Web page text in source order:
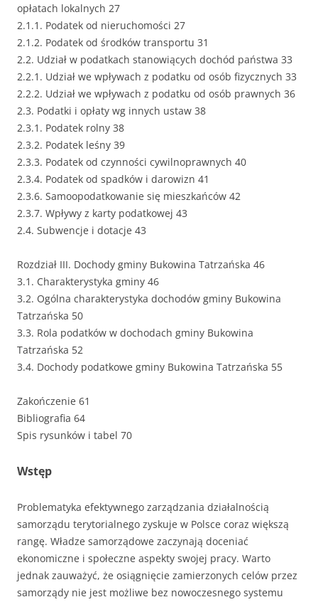
opłatach lokalnych 27
2.1.1. Podatek od nieruchomości 27
2.1.2. Podatek od środków transportu 31
2.2. Udział w podatkach stanowiących dochód państwa 33
2.2.1. Udział we wpływach z podatku od osób fizycznych 33
2.2.2. Udział we wpływach z podatku od osób prawnych 36
2.3. Podatki i opłaty wg innych ustaw 38
2.3.1. Podatek rolny 38
2.3.2. Podatek leśny 39
2.3.3. Podatek od czynności cywilnoprawnych 40
2.3.4. Podatek od spadków i darowizn 41
2.3.6. Samoopodatkowanie się mieszkańców 42
2.3.7. Wpływy z karty podatkowej 43
2.4. Subwencje i dotacje 43
Rozdział III. Dochody gminy Bukowina Tatrzańska 46
3.1. Charakterystyka gminy 46
3.2. Ogólna charakterystyka dochodów gminy Bukowina
Tatrzańska 50
3.3. Rola podatków w dochodach gminy Bukowina
Tatrzańska 52
3.4. Dochody podatkowe gminy Bukowina Tatrzańska 55
Zakończenie 61
Bibliografia 64
Spis rysunków i tabel 70
Wstęp
Problematyka efektywnego zarządzania działalnością
samorządu terytorialnego zyskuje w Polsce coraz większą
rangę. Władze samorządowe zaczynają doceniać
ekonomiczne i społeczne aspekty swojej pracy. Warto
jednak zauważyć, że osiągnięcie zamierzonych celów przez
samorządy nie jest możliwe bez nowoczesnego systemu